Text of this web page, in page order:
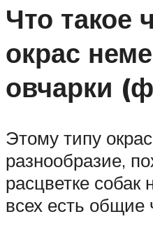
Что такое
окрас
овчарки
Этому типу
разнообразие,
расцветке собак
всех есть общие